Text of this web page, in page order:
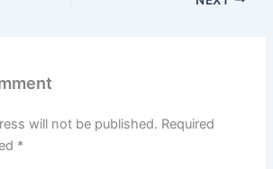
will not be published. Required
*